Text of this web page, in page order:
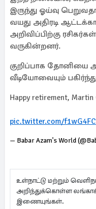
இருந்து ஓய்வு
வயது அதிரடி
அறிவிப்பிற்கு
வருகின்றனர்.
குறிப்பாக தோனியை
வீடியோவையும்
Happy retirement,
pic.twitter.com/
— Babar Azam's World
உள்நாட்டு மற்றும்
அறிந்துக்கொள்ள
இணையுங்கள்.